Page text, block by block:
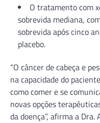
O tratamento com
sobrevida mediana,
sobrevida após cinco
placebo.
“O câncer de cabeça e
na capacidade do
como comer e se
novas opções
da doença”, afirma a